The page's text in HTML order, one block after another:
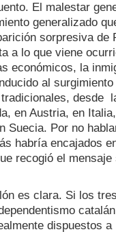
El malestar
generalizado
sorpresiva de
a lo que viene
económicos, la
al
desde
en Austria, en
Suecia. Por no
habría encajados
recogió el
es clara. Si los
dispuestos